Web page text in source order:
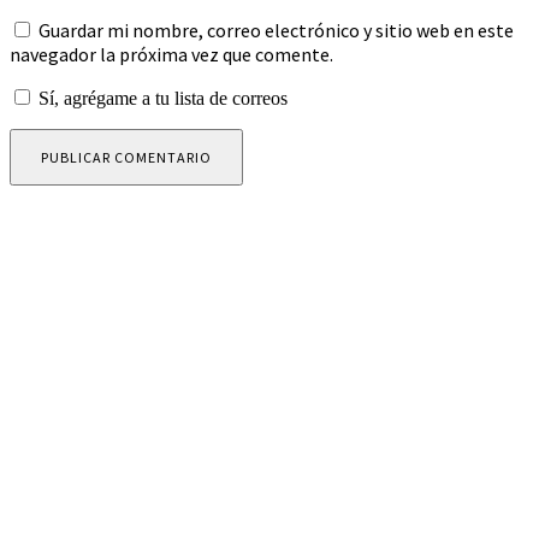
Guardar mi nombre, correo electrónico y sitio web en este
navegador la próxima vez que comente.
Sí, agrégame a tu lista de correos